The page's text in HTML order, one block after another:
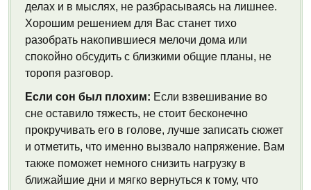
делах и в мыслях, не разбрасываясь на лишнее.
Хорошим решением для Вас станет тихо
разобрать накопившиеся мелочи дома или
спокойно обсудить с близкими общие планы, не
торопя разговор.
Если сон был плохим: Если взвешивание во
сне оставило тяжесть, не стоит бесконечно
прокручивать его в голове, лучше записать сюжет
и отметить, что именно вызвало напряжение. Вам
также поможет немного снизить нагрузку в
ближайшие дни и мягко вернуться к тому, что